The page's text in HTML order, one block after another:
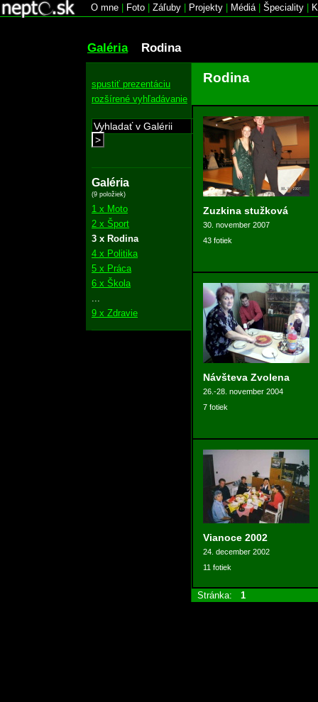
O mne Foto Záľuby Projekty Médiá| Špeciality
Galéria Rodina
spustiť prezentáciu
rozšírené vyhľadávanie
>
Galéria
(9 položiek)
1 x Moto
2 x Šport
3 x Rodina
4 x Politika
5 x Práca
6 x Škola
9 x Zdravie
Rodina
Zuzkina stužková
30. november 2007
43 fotiek
Návšteva Zvolena
26.-28. november 2004
7 fotiek
Vianoce 2002
24. december 2002
11 fotiek
Stránka: 1